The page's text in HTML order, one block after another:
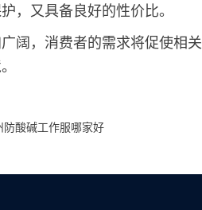
，又具备良好的性价比。
阔，消费者的需求将促使相关
防酸碱工作服哪家好